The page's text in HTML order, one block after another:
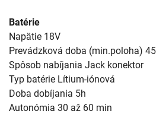
Batérie
Napätie 18V
Prevádzková doba (min.poloha) 45
Spôsob nabíjania Jack konektor
Typ batérie Lítium-iónová
Doba dobíjania 5h
Autonómia 30 až 60 min